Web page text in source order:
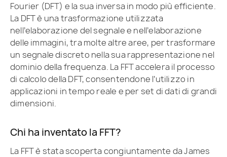
Fourier (DFT) e la sua inversa in modo più efficiente.
La DFT è una trasformazione utilizzata
nell’elaborazione del segnale e nell’elaborazione
delle immagini, tra molte altre aree, per trasformare
un segnale discreto nella sua rappresentazione nel
dominio della frequenza. La FFT accelera il processo
di calcolo della DFT, consentendone l’utilizzo in
applicazioni in tempo reale e per set di dati di grandi
dimensioni.
Chi ha inventato la FFT?
La FFT è stata scoperta congiuntamente da James